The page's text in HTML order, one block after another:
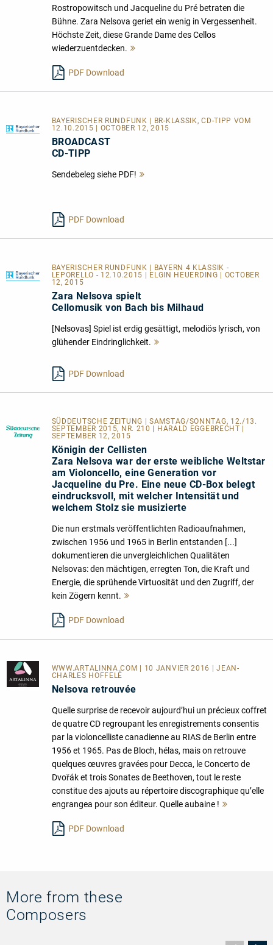
Rostropowitsch und Jacqueline du Pré betraten die
Bühne. Zara Nelsova geriet ein wenig in Vergessenheit.
Höchste Zeit, diese Grande Dame des Cellos
wiederzuentdecken.
PDF Download
BAYERISCHER RUNDFUNK | BR-KLASSIK, CD-TIPP VOM
12.10.2015 | OCTOBER 12, 2015
BROADCAST
CD-TIPP
Sendebeleg siehe PDF!
PDF Download
BAYERISCHER RUNDFUNK | BAYERN 4 KLASSIK -
LEPORELLO - 12.10.2015 | ELGIN HEUERDING | OCTOBER
12, 2015
Zara Nelsova spielt
Cellomusik von Bach bis Milhaud
[Nelsovas] Spiel ist erdig gesättigt, melodiös lyrisch, von
glühender Eindringlichkeit.
PDF Download
SÜDDEUTSCHE ZEITUNG | SAMSTAG/SONNTAG, 12./13.
SEPTEMBER 2015, NR. 210 | HARALD EGGEBRECHT |
SEPTEMBER 12, 2015
Königin der Cellisten
Zara Nelsova war der erste weibliche Weltstar
am Violoncello, eine Generation vor
Jacqueline du Pre. Eine neue CD-Box belegt
eindrucksvoll, mit welcher Intensität und
welchem Stolz sie musizierte
Die nun erstmals veröffentlichten Radioaufnahmen,
zwischen 1956 und 1965 in Berlin entstanden [...]
dokumentieren die unvergleichlichen Qualitäten
Nelsovas: den mächtigen, erregten Ton, die Kraft und
Energie, die sprühende Virtuosität und den Zugriff, der
kein Zögern kennt.
PDF Download
WWW.ARTALINNA.COM
| 10 JANVIER 2016 | JEAN-
CHARLES HOFFELÉ
Nelsova retrouvée
Quelle surprise de recevoir aujourd’hui un précieux coffret
de quatre CD regroupant les enregistrements consentis
par la violoncelliste canadienne au RIAS de Berlin entre
1956 et 1965. Pas de Bloch, hélas, mais on retrouve
quelques œuvres gravées pour Decca, le Concerto de
Dvořák et trois Sonates de Beethoven, tout le reste
constitue des ajouts au répertoire discographique qu’elle
engrangea pour son éditeur. Quelle aubaine !
PDF Download
More from these
Composers